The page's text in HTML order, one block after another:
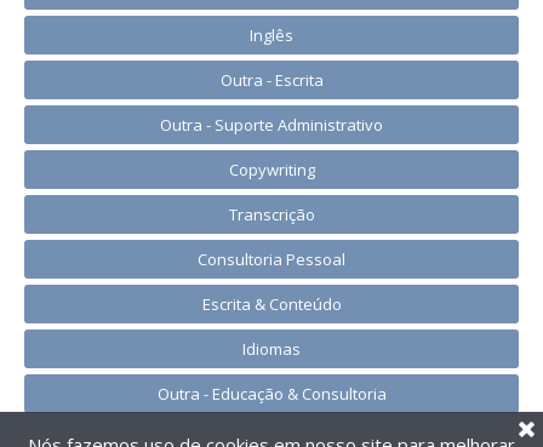
Inglês
Outra - Escrita
Outra - Suporte Administrativo
Copywriting
Transcrição
Consultoria Pessoal
Escrita & Conteúdo
Idiomas
Outra - Educação & Consultoria